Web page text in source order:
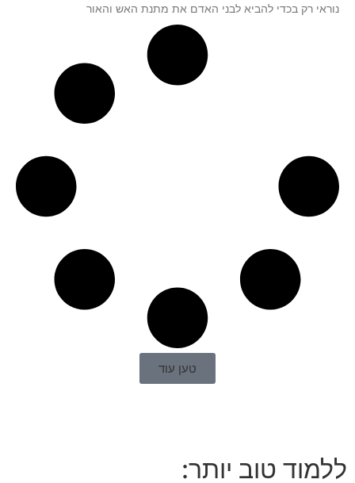
נוראי רק בכדי להביא לבני האדם את מתנת האש והאור
טען עוד
ללמוד טוב יותר: